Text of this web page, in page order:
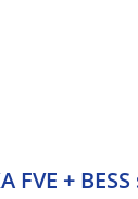
FVE + BESS